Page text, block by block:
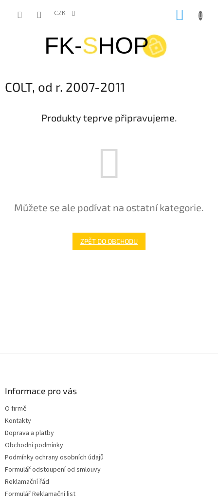
CZK
COLT, od r. 2007-2011
Produkty teprve připravujeme.
Můžete se ale podívat na ostatní kategorie.
ZPĚT DO OBCHODU
Informace pro vás
O firmě
Kontakty
Doprava a platby
Obchodní podmínky
Podmínky ochrany osobních údajů
Formulář odstoupení od smlouvy
Reklamační řád
Formulář Reklamační list